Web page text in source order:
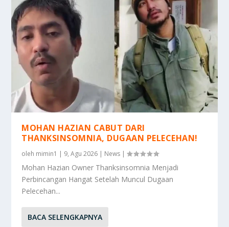
MOHAN HAZIAN CABUT DARI
THANKSINSOMNIA, DUGAAN PELECEHAN!
oleh mimin1 | 9, Agu 2026 | News |
Mohan Hazian Owner Thanksinsomnia Menjadi
Perbincangan Hangat Setelah Muncul Dugaan
Pelecehan...
BACA SELENGKAPNYA